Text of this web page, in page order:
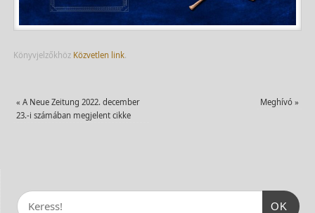
Könyvjelzőkhöz Közvetlen link.
« A Neue Zeitung 2022. december
23.-i számában megjelent cikke
Meghívó»
OK